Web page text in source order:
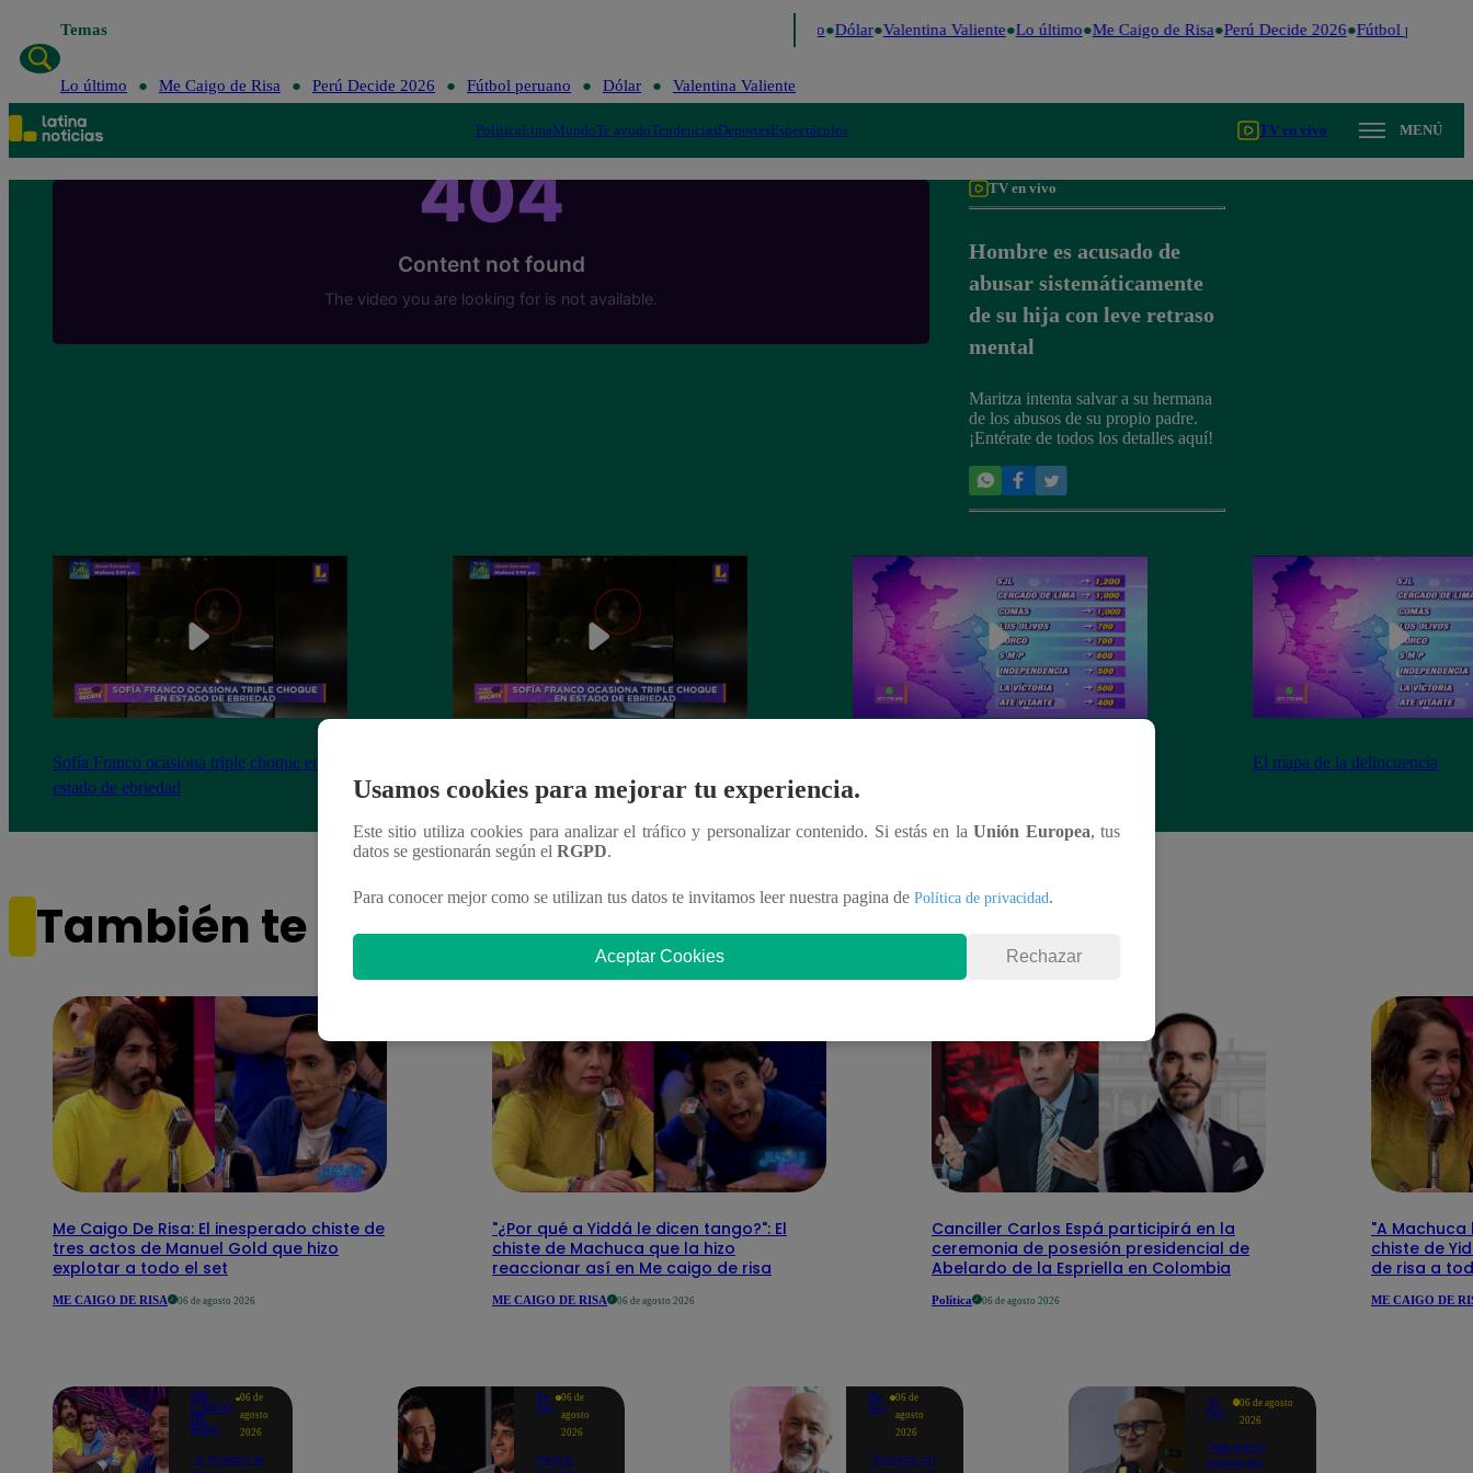
Temas Fútbol peruano Dólar Valentina Valiente Lo último Me Caigo de Risa Perú Decide 2026 Fútbol peruano
Lo último Me Caigo de Risa Perú Decide 2026 Fútbol peruano Dólar Valentina Valiente
PolíticaLimaMundoTe ayudoTendenciasDeportesEspectáculos TV en vivo MENÚ
TV en vivo
Hombre es acusado de
abusar sistemáticamente
de su hija con leve retraso
mental
Maritza intenta salvar a su hermana
de los abusos de su propio padre.
¡Entérate de todos los detalles aquí!
Sofía Franco ocasiona triple choque en
estado de ebriedad
estado de ebriedad
El mapa de la delincuencia
También te puede interesar
Me Caigo De Risa: El inesperado chiste de
tres actos de Manuel Gold que hizo
explotar a todo el set
ME CAIGO DE RISA 06 de agosto 2026
"¿Por qué a Yiddá le dicen tango?": El
chiste de Machuca que la hizo
reaccionar así en Me caigo de risa
ME CAIGO DE RISA 06 de agosto 2026
Canciller Carlos Espá participirá en la
ceremonia de posesión presidencial de
Abelardo de la Espriella en Colombia
Política 06 de agosto 2026
"A Machuca
chiste de
de risa a
ME CAIGO DE
ME
CAIGO
DE
RISA
06 de
agosto
2026
"A Peláez le
Yo
Soy
06 de
agosto
2026
Pedro
Yo
Soy
06 de
agosto
2026
"Somos un
Yo
Soy
06 de agosto
2026
"Me sentí
como en
Usamos cookies para mejorar tu experiencia.
Este sitio utiliza cookies para analizar el tráfico y personalizar contenido. Si estás en laUnión Europea, tus
datos se gestionarán según el RGPD.
Para conocer mejor como se utilizan tus datos te invitamos leer nuestra pagina de Política de privacidad.
Aceptar Cookies Rechazar